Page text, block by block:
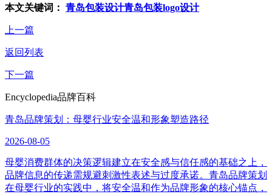
本文关键词： 青岛包装设计青岛包装logo设计
上一篇
返回列表
下一篇
Encyclopedia品牌百科
青岛品牌策划：母婴行业安全温和形象塑造路径
2026-08-05
母婴消费群体的决策逻辑建立在安全感与信任感的基础之上，
品牌信息的传递需规避刺激性表述与过度承诺。青岛品牌策划
在母婴行业的实践中，将安全温和作为品牌形象的核心锚点，